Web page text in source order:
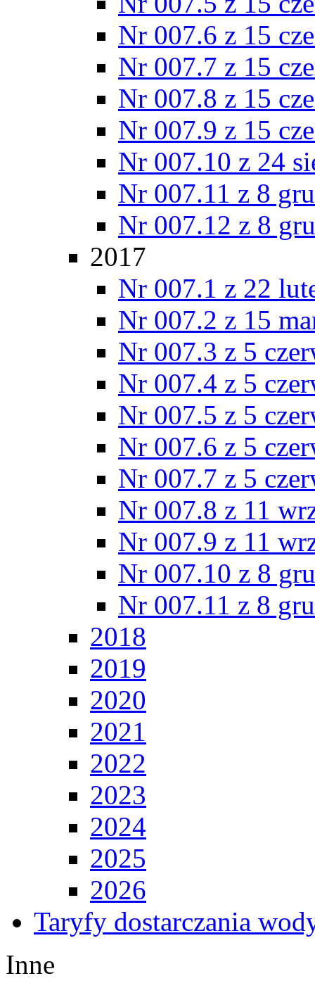
Nr 007.6 z 15
Nr 007.7 z 15
Nr 007.8 z 15
Nr 007.9 z 15
Nr 007.10 z 24
Nr 007.11 z 8
Nr 007.12 z 8
2017
Nr 007.1 z 22
Nr 007.2 z 15
Nr 007.3 z 5
Nr 007.4 z 5
Nr 007.5 z 5
Nr 007.6 z 5
Nr 007.7 z 5
Nr 007.8 z 11
Nr 007.9 z 11
Nr 007.10 z 8
Nr 007.11 z 8
2018
2019
2020
2021
2022
2023
2024
2025
2026
Taryfy dostarczania
Inne